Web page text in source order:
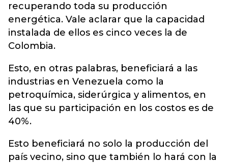
recuperando toda su producción
energética. Vale aclarar que la capacidad
instalada de ellos es cinco veces la de
Colombia.
Esto, en otras palabras, beneficiará a las
industrias en Venezuela como la
petroquímica, siderúrgica y alimentos, en
las que su participación en los costos es de
40%.
Esto beneficiará no solo la producción del
país vecino, sino que también lo hará con la